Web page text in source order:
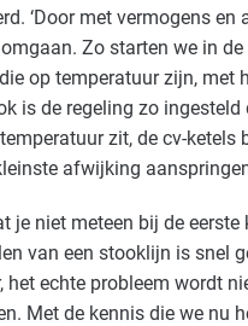
‘Door met vermogens
Zo starten we in
op temperatuur zijn,
is de regeling zo
zit, de cv-
afwijking
je niet meteen bij de
van een stooklijn is snel
het echte probleem wordt
Met de kennis die we nu